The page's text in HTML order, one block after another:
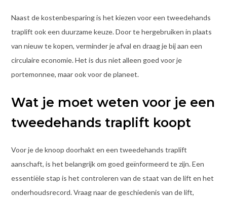
Naast de kostenbesparing is het kiezen voor een tweedehands
traplift ook een duurzame keuze. Door te hergebruiken in plaats
van nieuw te kopen, verminder je afval en draag je bij aan een
circulaire economie. Het is dus niet alleen goed voor je
portemonnee, maar ook voor de planeet.
Wat je moet weten voor je een
tweedehands traplift koopt
Voor je de knoop doorhakt en een tweedehands traplift
aanschaft, is het belangrijk om goed geïnformeerd te zijn. Een
essentiële stap is het controleren van de staat van de lift en het
onderhoudsrecord. Vraag naar de geschiedenis van de lift,